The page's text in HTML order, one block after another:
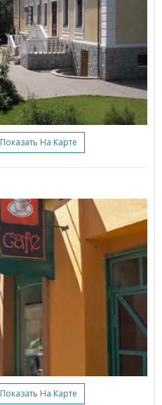
Показать На Карте
Показать На Карте